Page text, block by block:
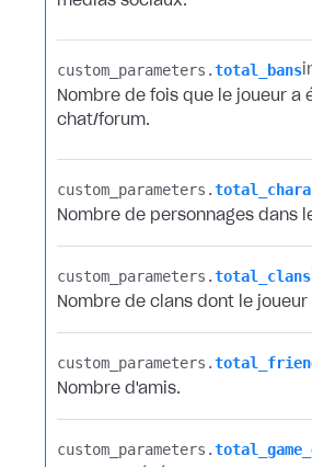
custom_parameters.​total_bans
Nombre de fois que le joueur a
chat/forum.
custom_parameters.​
Nombre de personnages dans
custom_parameters.​total_clans
Nombre de clans dont le
custom_parameters.​
Nombre d'amis.
custom_parameters.​